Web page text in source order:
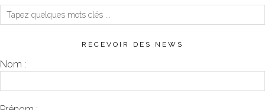
RECEVOIR DES NEWS
Nom :